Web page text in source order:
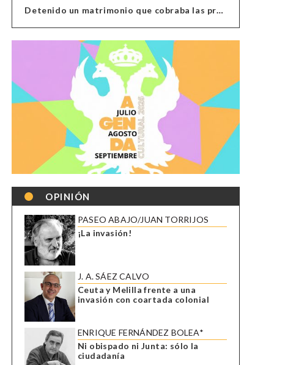
Detenido un matrimonio que cobraba las prestaciones de ilegales en Almería, Granada, Málaga, Huelva y Murcia
OPINIÓN
PASEO ABAJO/JUAN TORRIJOS
¡La invasión!
J. A. SÁEZ CALVO
Ceuta y Melilla frente a una
invasión con coartada colonial
ENRIQUE FERNÁNDEZ BOLEA*
Ni obispado ni Junta: sólo la
ciudadanía